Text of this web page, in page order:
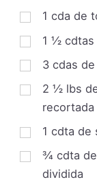
1 cda de
1 ½ cdtas
3 cdas
2 ½ lbs
1 cdta de
¾ cdta
dividida